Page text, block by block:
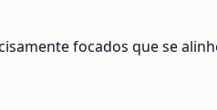
focados que se